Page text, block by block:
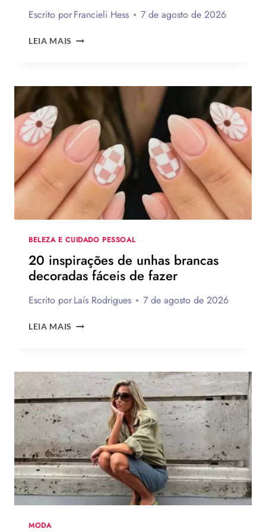
Escrito porFrancieli Hess 7 de agosto de 2026
LEIA MAIS LEMBRANCINHAS
PAIS
2026:
IDEIAS
DE
PRESENTES
CRIATIVOS
COM
PASSO
A
BELEZA E CUIDADO PESSOAL
20 inspirações de unhas brancas
decoradas fáceis de fazer
Escrito porLaís Rodrigues 7 de agosto de 2026
LEIA MAIS
BRANCAS
DECORADAS
FÁCEIS
DE
FAZER
MODA